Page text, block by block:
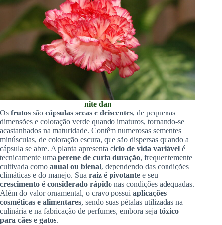
nite dan
Os frutos são cápsulas secas e deiscentes, de pequenas
dimensões e coloração verde quando imaturos, tornando-se
acastanhados na maturidade. Contêm numerosas sementes
minúsculas, de coloração escura, que são dispersas quando a
cápsula se abre. A planta apresenta ciclo de vida variável é
tecnicamente uma perene de curta duração, frequentemente
cultivada como anual ou bienal, dependendo das condições
climáticas e do manejo. Sua raiz é pivotante e seu
crescimento é considerado rápido nas condições adequadas.
Além do valor ornamental, o cravo possui aplicações
cosméticas e alimentares, sendo suas pétalas utilizadas na
culinária e na fabricação de perfumes, embora seja tóxico
para cães e gatos.